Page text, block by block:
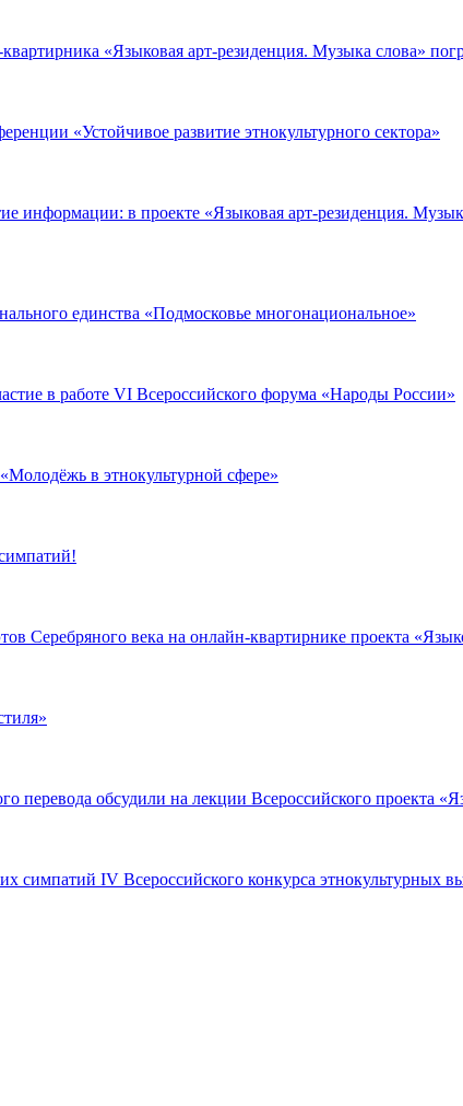
«Языковая арт-резиденция. Музыка слова»
«Устойчивое развитие этнокультурного сектора»
информации: в проекте «Языковая арт-резиденция.
единства «Подмосковье многонациональное»
в работе VI Всероссийского форума «Народы России»
в этнокультурной сфере»
Серебряного века на онлайн-квартирнике проекта
перевода обсудили на лекции Всероссийского проекта
симпатий IV Всероссийского конкурса